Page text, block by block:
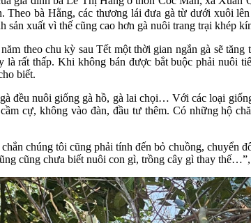
Theo bà Hằng, các thương lái đưa gà từ dưới xuôi
sản xuất vì thế cũng cao hơn gà nuôi trang trại khép
theo chu kỳ sau Tết một thời gian ngắn gà sẽ
rất thấp. Khi không bán được bắt buộc phải nuôi
biết.
đều nuôi giống gà hồ, gà lai chọi… Với các loại
cự, không vào đàn, đầu tư thêm. Có những hộ
chúng tôi cũng phải tính đến bỏ chuồng,
cũng chưa biết nuôi con gì, trồng cây gì thay